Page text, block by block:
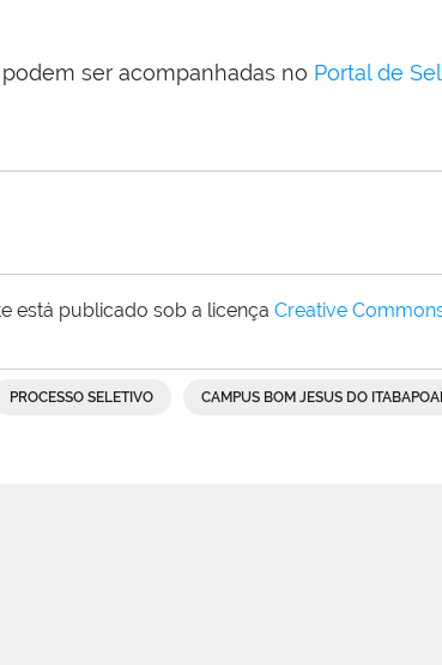
ser acompanhadas no Portal de
está publicado sob a licença Creative
PROCESSO SELETIVO CAMPUS BOM JESUS DO